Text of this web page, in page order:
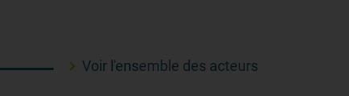
Voir l'ensemble des acteurs